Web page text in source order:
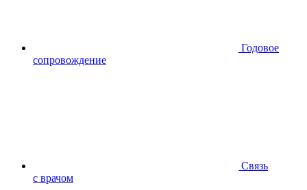
Годовое
сопровождение
Связь
с врачом